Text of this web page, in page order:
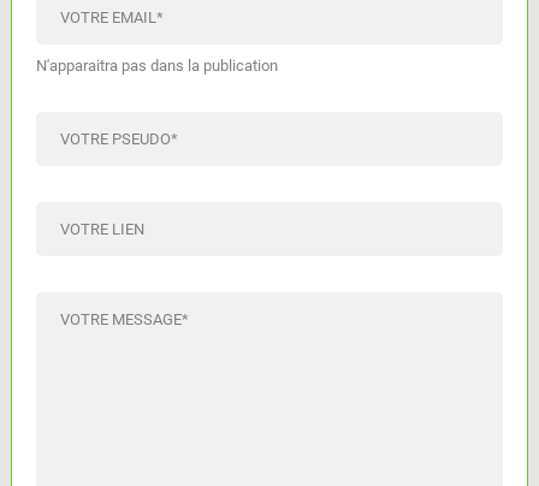
VOTRE EMAIL*
N'apparaitra pas dans la publication
VOTRE PSEUDO*
VOTRE LIEN
VOTRE MESSAGE*